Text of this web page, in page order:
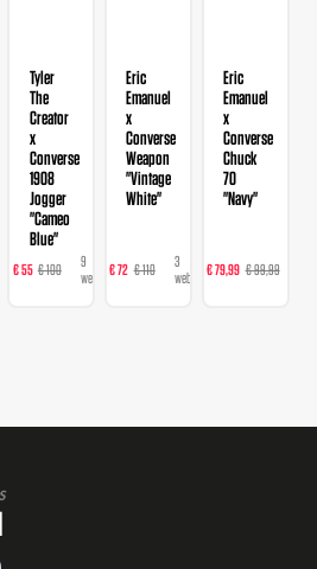
Tyler
The
Creator
x
Converse
1908
Jogger
"Cameo
Blue"
€ 55 € 100
9
webshops
Eric
Emanuel
x
Converse
Weapon
"Vintage
White"
€ 72 € 110
3
webshops
Eric
Emanuel
x
Converse
Chuck
70
"Navy"
€ 79,99 € 99,99